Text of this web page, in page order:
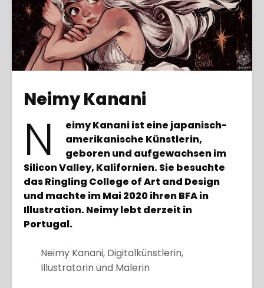
Deutsch
Neimy Kanani
N
eimy Kanani ist eine japanisch-
amerikanische Künstlerin,
geboren und aufgewachsen im
Silicon Valley, Kalifornien. Sie besuchte
das Ringling College of Art and Design
und machte im Mai 2020 ihren BFA in
Illustration. Neimy lebt derzeit in
Portugal.
Neimy Kanani, Digitalkünstlerin,
Illustratorin und Malerin